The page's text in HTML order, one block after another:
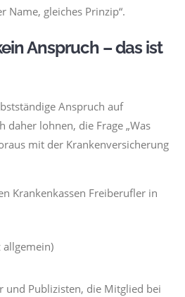
Name, gleiches Prinzip“.
Anspruch – das ist
Anspruch auf
daher lohnen, die Frage „Was
mit der Krankenversicherung
Krankenkassen Freiberufler in
allgemein)
und Publizisten, die Mitglied bei